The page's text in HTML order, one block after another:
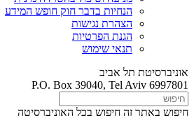
הנחיות בדבר חוק חופש המידע
הצהרת נגישות
הגנת הפרטיות
תנאי שימוש
אוניברסיטת תל אביב
P.O. Box 39040, Tel Aviv 6997801
חיפוש באתר זה חיפוש בכל האוניברסיטה